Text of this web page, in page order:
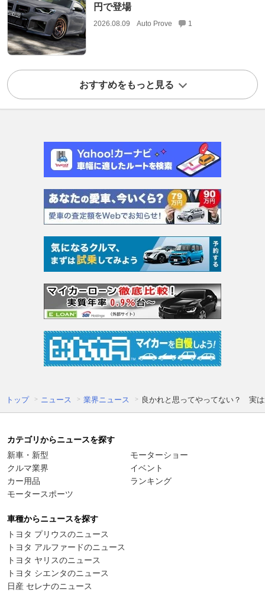
円で登場
2026.08.09 Auto Prove 1
おすすめをもっと見る
トップ ニュース 業界ニュース 良かれと思ってやってない？ 実
カテゴリからニュースを探す
新車・新型
クルマ業界
カー用品
モータースポーツ
モーターショー
イベント
ランキング
車種からニュースを探す
トヨタ プリウスのニュース
トヨタ アルファードのニュース
トヨタ ヤリスのニュース
トヨタ シエンタのニュース
日産 セレナのニュース